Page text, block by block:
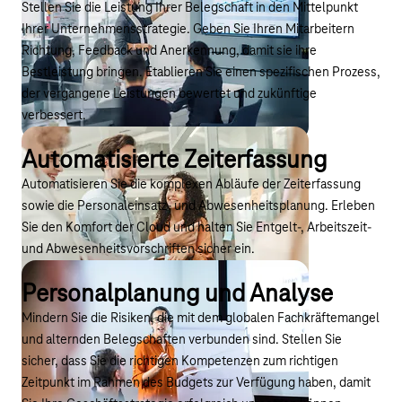
Stellen Sie die Leistung Ihrer Belegschaft in den Mittelpunkt
Ihrer Unternehmensstrategie. Geben Sie Ihren Mitarbeitern
Richtung, Feedback und Anerkennung, damit sie ihre
Bestleistung bringen. Etablieren Sie einen spezifischen Prozess,
der vergangene Leistungen bewertet und zukünftige
verbessert.
Automatisierte Zeiterfassung
Automatisieren Sie die komplexen Abläufe der Zeiterfassung
sowie die Personaleinsatz- und Abwesenheitsplanung. Erleben
Sie den Komfort der Cloud und halten Sie Entgelt-, Arbeitszeit-
und Abwesenheitsvorschriften sicher ein.
Personalplanung und Analyse
Mindern Sie die Risiken, die mit dem globalen Fachkräftemangel
und alternden Belegschaften verbunden sind. Stellen Sie
sicher, dass Sie die richtigen Kompetenzen zum richtigen
Zeitpunkt im Rahmen des Budgets zur Verfügung haben, damit